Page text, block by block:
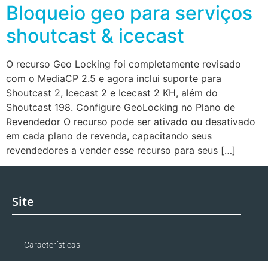
Bloqueio geo para serviços
shoutcast & icecast
O recurso Geo Locking foi completamente revisado
com o MediaCP 2.5 e agora inclui suporte para
Shoutcast 2, Icecast 2 e Icecast 2 KH, além do
Shoutcast 198. Configure GeoLocking no Plano de
Revendedor O recurso pode ser ativado ou desativado
em cada plano de revenda, capacitando seus
revendedores a vender esse recurso para seus […]
Site
Características